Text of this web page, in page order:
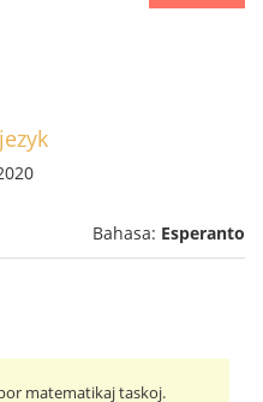
Bahasa: Esperanto
matematikaj taskoj.